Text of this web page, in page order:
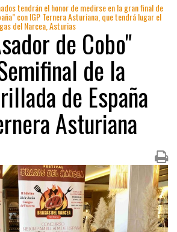
tendrán el honor de medirse en la gran final de
con IGP Ternera Asturiana, que tendrá lugar el
del Narcea, Asturiasde Cobo"
de la
de España
Asturiana